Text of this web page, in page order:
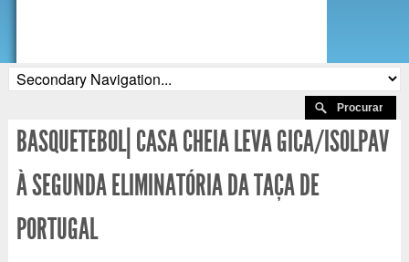
BASQUETEBOL| CASA CHEIA LEVA GICA/ISOLPAV
À SEGUNDA ELIMINATÓRIA DA TAÇA DE
PORTUGAL